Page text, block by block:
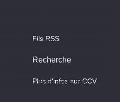
Fils RSS
Recherche
Plus d'infos sur CCV
utilisateur (cookies
vous-même si vous autorisez
que, si vous les rejetez,
utiliser l’ensemble des